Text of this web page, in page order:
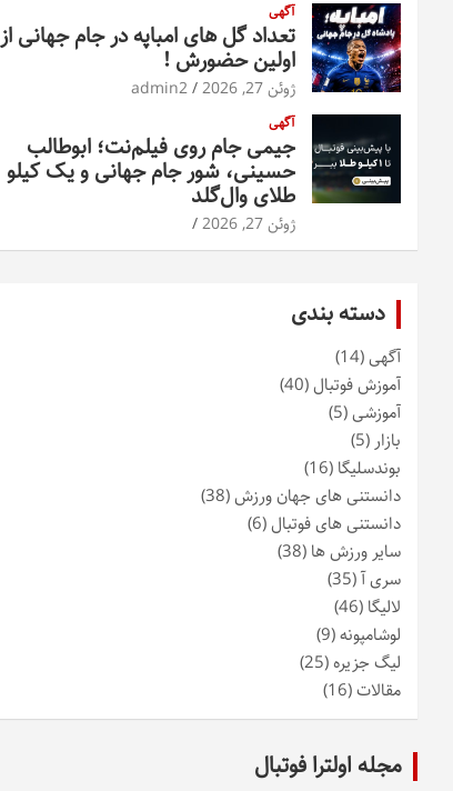
آگهی
تعداد گل های امباپه در جام جهانی از
اولین حضورش !
ژوئن 27, 2026 admin2
آگهی
جیمی جام روی فیلم‌نت؛ ابوطالب
حسینی، شور جام جهانی و یک کیلو
طلای وال‌گلد
ژوئن 27, 2026
دسته بندی
آگهی(14)
آموزش فوتبال(40)
آموزشی(5)
بازار (5)
بوندسلیگا (16)
دانستنی های جهان ورزش(38)
دانستنی های فوتبال(6)
سایر ورزش ها (38)
سری آ(35)
لالیگا (46)
لوشامپونه(9)
لیگ جزیره(25)
مقالات(16)
مجله اولترا فوتبال